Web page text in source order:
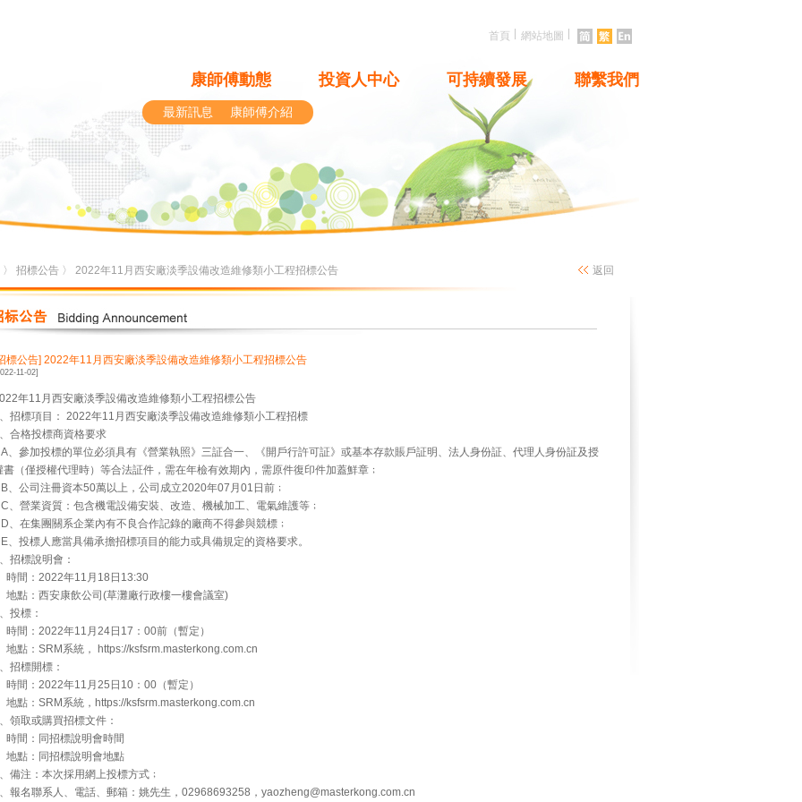
首頁 網站地圖
康師傅動態 投資人中心 可持續發展 聯繫我們
最新訊息 康師傅介紹
〉 招標公告 〉 2022年11月西安廠淡季設備改造維修類小工程招標公告 返回
標公告] 2022年11月西安廠淡季設備改造維修類小工程招標公告
11-02]
年11月西安廠淡季設備改造維修類小工程招標公告
招標項目： 2022年11月西安廠淡季設備改造維修類小工程招標
合格投標商資格要求
參加投標的單位必須具有《營業執照》三証合一、《開戶行許可証》或基本存款賬戶証明、法人身份証、代理人身份証及授
書（僅授權代理時）等合法証件，需在年檢有效期內，需原件復印件加蓋鮮章﹔
公司注冊資本50萬以上，公司成立2020年07月01日前﹔
營業資質：包含機電設備安裝、改造、機械加工、電氣維護等﹔
在集團關系企業內有不良合作記錄的廠商不得參與競標﹔
投標人應當具備承擔招標項目的能力或具備規定的資格要求。
招標說明會：
間：2022年11月18日13:30
點：西安康飲公司(草灘廠行政樓一樓會議室)
投標：
間：2022年11月24日17：00前（暫定）
點：SRM系統， https://ksfsrm.masterkong.com.cn
招標開標：
間：2022年11月25日10：00（暫定）
點：SRM系統，https://ksfsrm.masterkong.com.cn
領取或購買招標文件：
間：同招標說明會時間
點：同招標說明會地點
備注：本次採用網上投標方式﹔
報名聯系人、電話、郵箱：姚先生，02968693258，yaozheng@masterkong.com.cn